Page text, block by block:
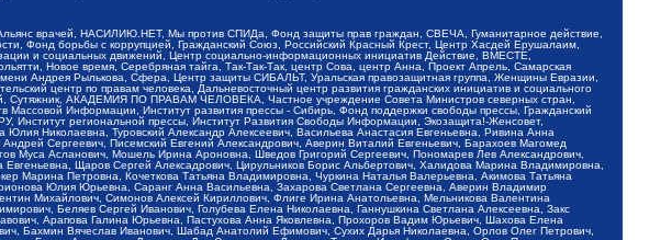
врачей, НАСИЛИЮ.НЕТ, Мы против СПИДа, Фонд защиты прав граждан, СВЕЧА, Гуманитарное действие,
Фонд борьбы с коррупцией, Гражданский Союз, Российский Красный Крест, Центр Хасдей Ерушалаим,
и социальных движений, Центр социально-информационных инициатив Действие, ВМЕСТЕ,
Новое время, Серебряная тайга, Так-Так-Так, центр Сова, центр Анна, Проект Апрель, Самарская
Андрея Рылькова, Сфера, Центр защиты СИБАЛЬТ, Уральская правозащитная группа, Женщины Евразии,
центр по правам человека, Дальневосточный центр развития гражданских инициатив и социального
Сутяжник, АКАДЕМИЯ ПО ПРАВАМ ЧЕЛОВЕКА, Частное учреждение Совета Министров северных стран,
Информации, Институт развития прессы - Сибирь, Фонд поддержки свободы прессы, Гражданский
региональной прессы, Институт Развития Свободы Информации, Экозащита!-Женсовет,
Николаевна, Туровский Александр Алексеевич, Васильева Анастасия Евгеньевна, Ривина Анна
Сергеевич, Писемский Евгений Александрович, Аверин Виталий Евгеньевич, Барахоев Магомед
Муса Асланович, Мошель Ирина Ароновна, Шведов Григорий Сергеевич, Пономарев Лев Александрович,
Щаров Сергей Алексадрович, Цирульников Борис Альбертович, Халидова Марина Владимировна,
Марина Петровна, Кочеткова Татьяна Владимировна, Чуркина Наталья Валерьевна, Акимова Татьяна
Юлия Юрьевна, Саранг Анна Васильевна, Захарова Светлана Сергеевна, Аверин Владимир
Михайлович, Симонов Алексей Кириллович, Флиге Ирина Анатольевна, Мельникова Валентина
Беляев Сергей Иванович, Голубева Елена Николаевна, Ганнушкина Светлана Алексеевна, Закс
Арапова Галина Юрьевна, Пастухова Анна Яковлевна, Прохоров Вадим Юрьевич, Шахова Елена
Бахмин Вячеслав Иванович, Шабад Анатолий Ефимович, Сухих Дарья Николаевна, Орлов Олег Петрович,